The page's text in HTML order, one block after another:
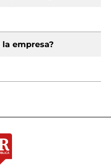
empresa?